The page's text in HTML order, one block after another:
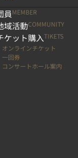
員MEMBER
域活動COMMUNITY
ケット購入TIKETS
オンラインチケット
一回券
コンサートホール案内